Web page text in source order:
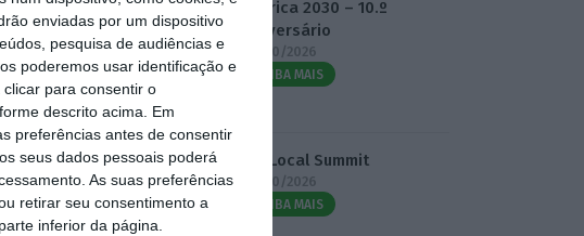
enviadas por um dispositivo
pesquisa de audiências e
poderemos usar identificação e
para consentir o
descrito acima. Em
preferências antes de consentir
seus dados pessoais poderá
As suas preferências
retirar seu consentimento a
inferior da página.
Fábrica 2030 – 10.º
Aniversário
14/10/2026
SAIBA MAIS
3.º Local Summit
07/10/2026
SAIBA MAIS